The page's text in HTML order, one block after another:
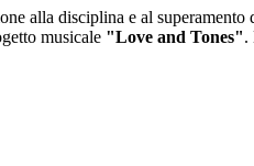
alla disciplina e al
musicale "Love and Tones".